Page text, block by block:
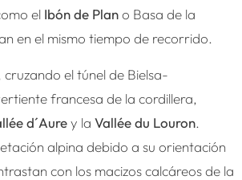
el Ibón de Plano Basa de la
en el mismo tiempo de recorrido.
cruzando el túnel de Bielsa-
francesa de la cordillera,
d´Aurey la Vallée du Louron.
alpina debido a su orientación
con los macizos calcáreos de la